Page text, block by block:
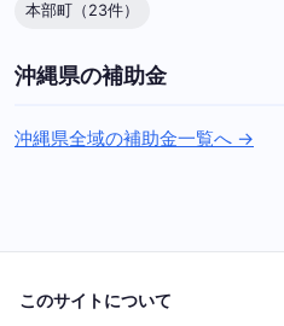
本部町（23件）
沖縄県の補助金
沖縄県全域の補助金一覧へ →
このサイトについて